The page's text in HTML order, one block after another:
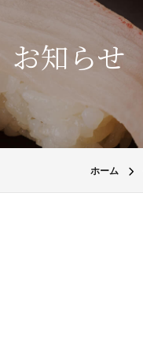
お知らせ
ホーム